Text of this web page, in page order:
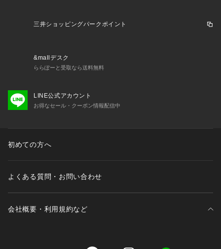
若干製品と画像のカラーが異なる場合もございます。
三井ショッピングパークポイント
&mallデスク
ららぽーと受取なら送料無料
LINE公式アカウント
お得なセール・クーポン情報配信中
初めての方へ
よくある質問・お問い合わせ
会社概要・利用規約など